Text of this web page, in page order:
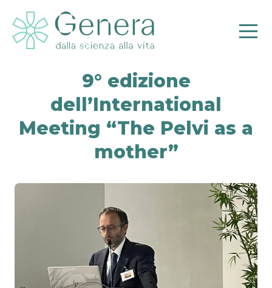
9° edizione
dell’International
Meeting “The Pelvi as a
mother”